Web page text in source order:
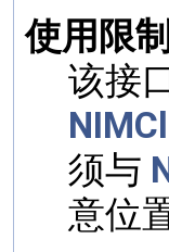
使用限
该接
须与
意位